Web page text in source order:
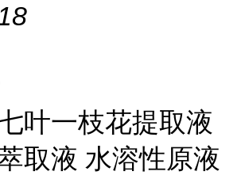
叶一枝花提取液
取液 水溶性原液